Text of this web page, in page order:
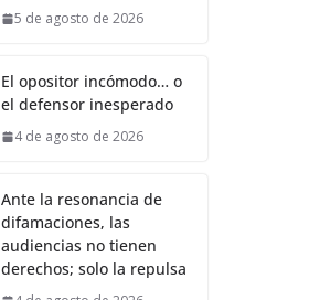
5 de agosto de 2026
El opositor incómodo… o
el defensor inesperado
4 de agosto de 2026
Ante la resonancia de
difamaciones, las
audiencias no tienen
derechos; solo la repulsa